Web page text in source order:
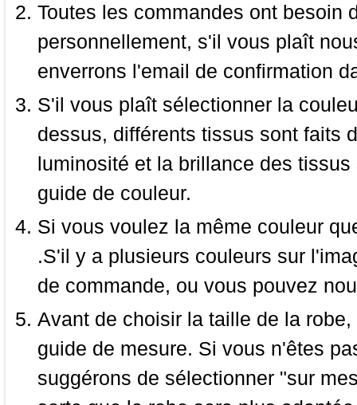
Toutes les commandes ont besoin
personnellement, s'il vous plaît
enverrons l'email de confirmation
S'il vous plaît sélectionner la
dessus, différents tissus sont faits
luminosité et la brillance des
guide de couleur.
Si vous voulez la même couleur
.S'il y a plusieurs couleurs sur
de commande, ou vous pouvez
Avant de choisir la taille de la
guide de mesure. Si vous n'êtes
suggérons de sélectionner "sur